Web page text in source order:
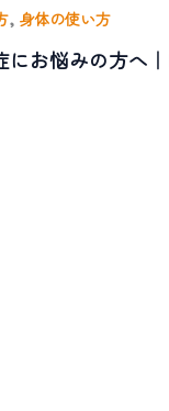
, 身体の使い方
お悩みの方へ